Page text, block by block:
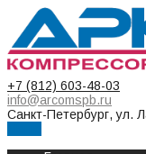
+7 (812) 603-48-03
info@arcomspb.ru
Санкт-Петербург, ул.